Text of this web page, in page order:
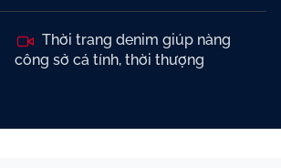
Thời trang denim giúp nàng
công sở cá tính, thời thượng